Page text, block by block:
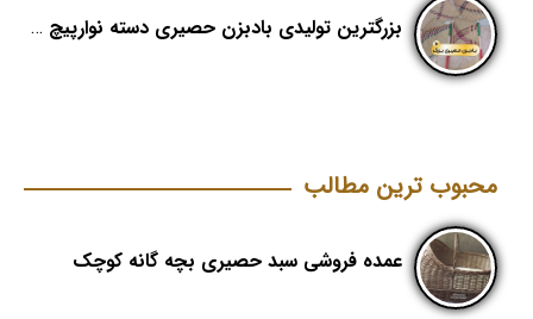
بزرگترین تولیدی بادبزن حصیری دسته نوارپیچ در ایران با اسم برند هدیکا
محبوب ترین مطالب
عمده فروشی سبد حصیری بچه گانه کوچک